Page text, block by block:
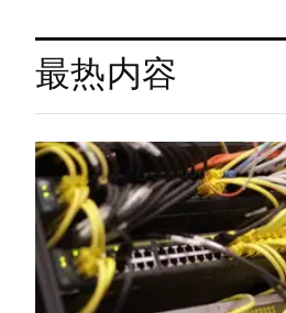
最热内容